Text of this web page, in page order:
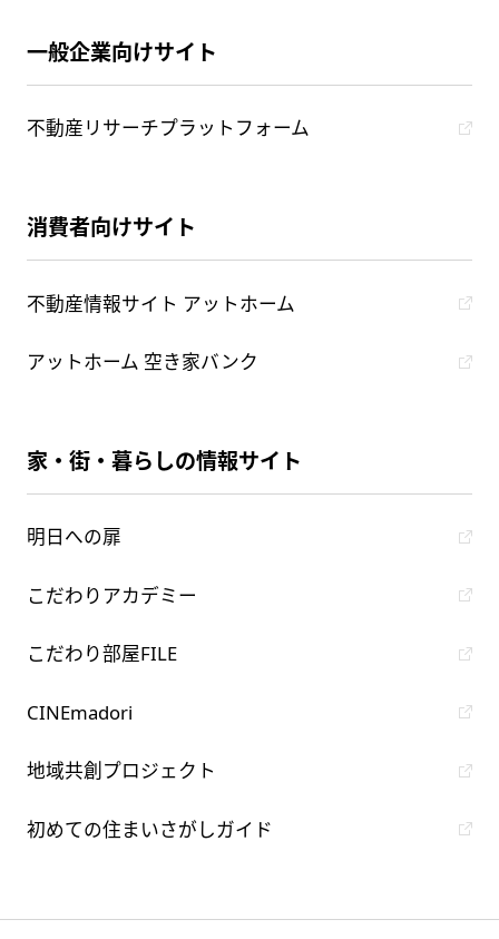
一般企業向けサイト
不動産リサーチプラットフォーム
消費者向けサイト
不動産情報サイト アットホーム
アットホーム 空き家バンク
家・街・暮らしの情報サイト
明日への扉
こだわりアカデミー
こだわり部屋FILE
CINEmadori
地域共創プロジェクト
初めての住まいさがしガイド